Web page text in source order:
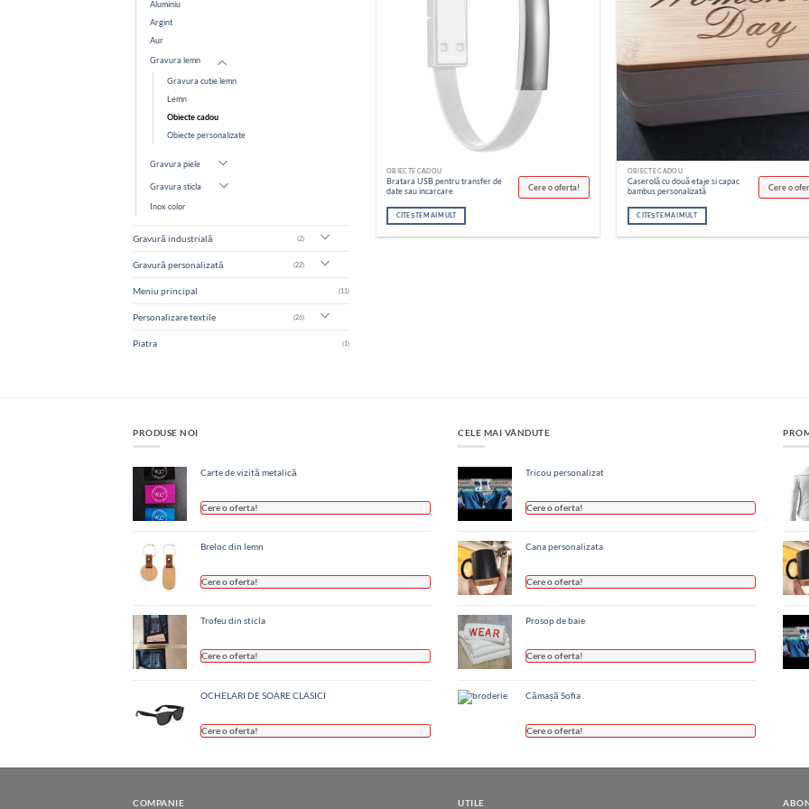
Aluminiu
Argint
Aur
Gravura lemn
Gravura cutie lemn
Lemn
Obiecte cadou
Obiecte personalizate
Gravura piele
Gravura sticla
Inox color
Gravură industrială (2)
Gravură personalizată (22)
Meniu principal (11)
Personalizare textile (26)
Piatra (1)
OBIECTE CADOU
Bratara USB pentru transfer de
date sau incarcare
Cere o oferta!
CITEȘTE MAI MULT
OBIECTE CADOU
Caserolă cu două etaje si capac
bambus personalizată
Cere o
CITEȘTE MAI MULT
PRODUSE NOI
Carte de vizită metalică
Cere o oferta!
Breloc din lemn
Cere o oferta!
Trofeu din sticla
Cere o oferta!
OCHELARI DE SOARE CLASICI
Cere o oferta!
CELE MAI VÂNDUTE
Tricou personalizat
Cere o oferta!
Cana personalizata
Cere o oferta!
Prosop de baie
Cere o oferta!
Cămașă Sofia
Cere o oferta!
COMPANIE UTILE